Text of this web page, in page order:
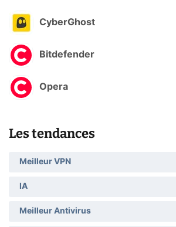
CyberGhost
Bitdefender
Opera
Les tendances
Meilleur VPN
IA
Meilleur Antivirus